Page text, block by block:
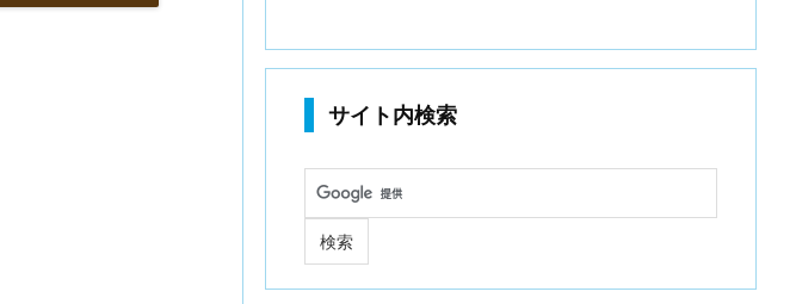
サイト内検索